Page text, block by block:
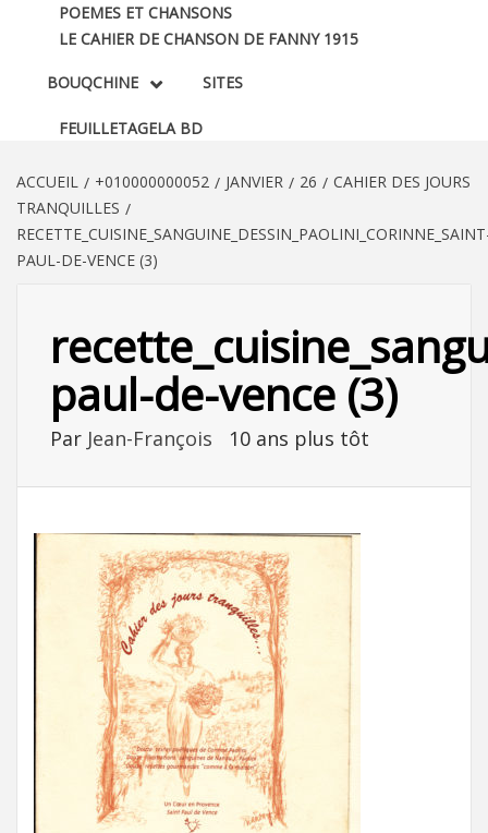
POEMES ET CHANSONS
LE CAHIER DE CHANSON DE FANNY 1915
BOUQCHINE
FEUILLETAGELA BD
SITES
ACCUEIL +010000000052 JANVIER 26
CAHIER DES JOURS
TRANQUILLES
PAUL-DE-VENCE (3)
paul-de-vence (3)
Par Jean-François 10 ans plus tôt